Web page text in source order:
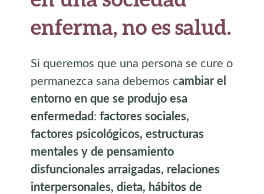
enferma, no es salud.
Si queremos que una persona se cure o
permanezca sana debemos cambiar el
entorno en que se produjo esa
enfermedad :factores sociales,
factores psicológicos, estructuras
mentales y de pensamiento
disfuncionales arraigadas, relaciones
interpersonales, dieta, hábitos de